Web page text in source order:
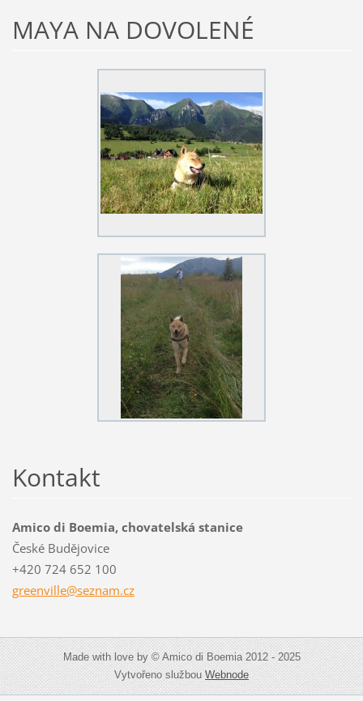
MAYA NA DOVOLENÉ
Kontakt
Amico di Boemia, chovatelská stanice
České Budějovice
+420 724 652 100
greenville@seznam.cz
Made with love by © Amico di Boemia 2012 - 2025
Vytvořeno službouWebnode